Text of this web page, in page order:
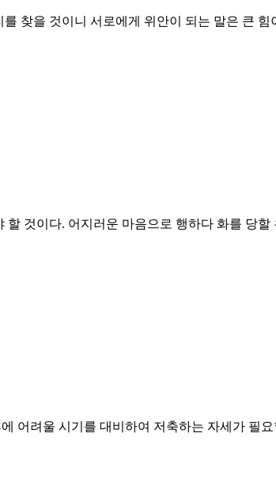
찾을 것이니 서로에게 위안이 되는 말은 큰 힘
것이다. 어지러운 마음으로 행하다 화를 당할
어려울 시기를 대비하여 저축하는 자세가 필